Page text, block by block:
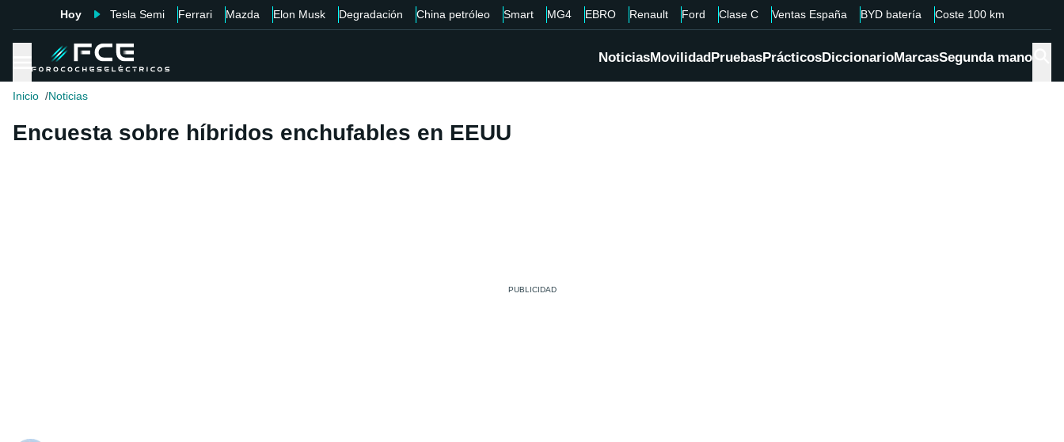
Hoy Tesla Semi Ferrari Mazda Elon Musk Degradación China petróleo Smart MG4 EBRO Renault Ford Clase C Ventas España BYD batería Coste 100 km
NoticiasMovilidadPruebasPrácticosDiccionarioMarcasSegunda mano
Inicio Noticias
Encuesta sobre híbridos enchufables en EEUU